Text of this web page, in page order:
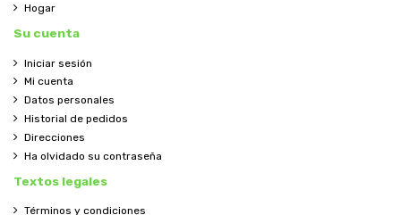
Hogar
Su cuenta
Iniciar sesión
Mi cuenta
Datos personales
Historial de pedidos
Direcciones
Ha olvidado su contraseña
Textos legales
Términos y condiciones